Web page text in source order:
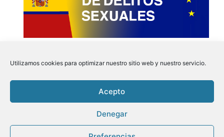
Utilizamos cookies para optimizar nuestro sitio web y nuestro servicio.
Acepto
Denegar
Instagram